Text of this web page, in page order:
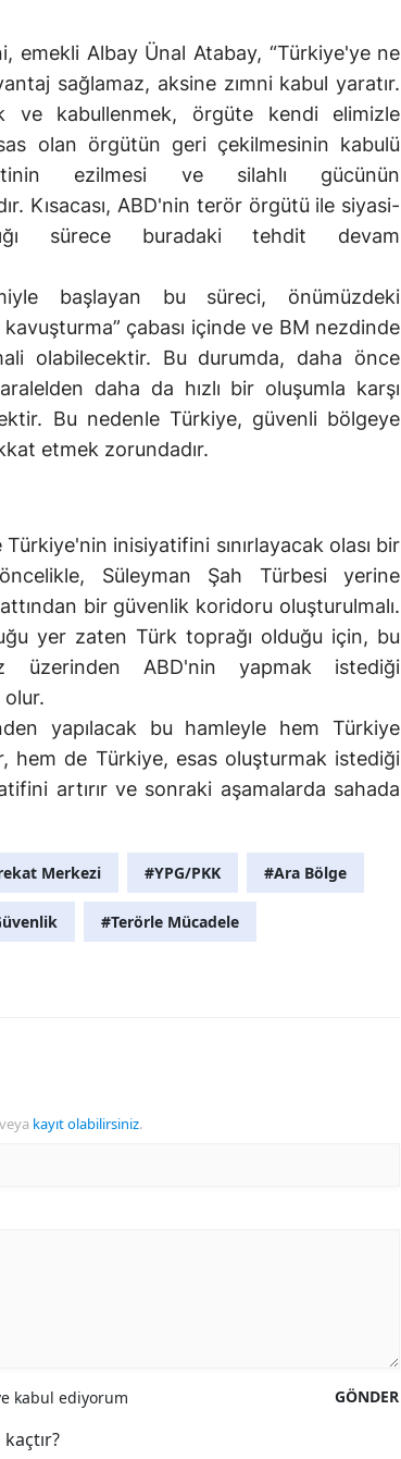
emekli Albay Ünal Atabay, “Türkiye'ye ne
sağlamaz, aksine zımni kabul yaratır.
ve kabullenmek, örgüte kendi elimizle
olan örgütün geri çekilmesinin kabulü
ezilmesi ve silahlı gücünün
Kısacası, ABD'nin terör örgütü ile siyasi-
sürece buradaki tehdit devam
başlayan bu süreci, önümüzdeki
çabası içinde ve BM nezdinde
olabilecektir. Bu durumda, daha önce
daha da hızlı bir oluşumla karşı
Bu nedenle Türkiye, güvenli bölgeye
etmek zorundadır.
inisiyatifini sınırlayacak olası bir
Süleyman Şah Türbesi yerine
bir güvenlik koridoru oluşturulmalı.
yer zaten Türk toprağı olduğu için, bu
üzerinden ABD'nin yapmak istediği
olur.
yapılacak bu hamleyle hem Türkiye
hem de Türkiye, esas oluşturmak istediği
artırır ve sonraki aşamalarda sahada
Merkezi #YPG/PKK #Ara Bölge
#Terörle Mücadele
kayıt olabilirsiniz.
GÖNDER
kabul ediyorum